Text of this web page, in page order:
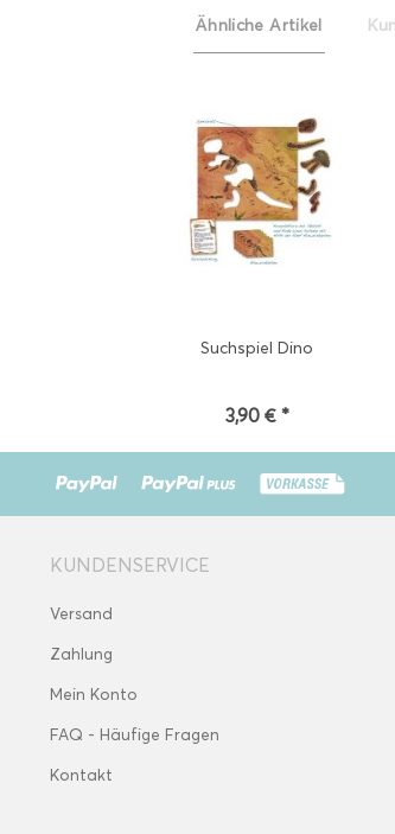
Ähnliche Artikel
Suchspiel Dino
3,90 € *
KUNDENSERVICE
Versand
Zahlung
Mein Konto
FAQ - Häufige Fragen
Kontakt